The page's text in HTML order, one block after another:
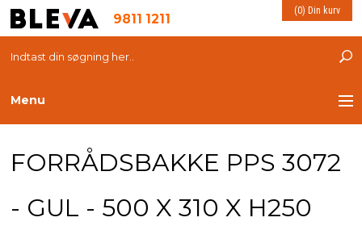
9811 1211 (0) Din kurv
Menu
TRANSPORT
FORRÅDSBAKKE PPS 3072
- GUL - 500 X 310 X H250